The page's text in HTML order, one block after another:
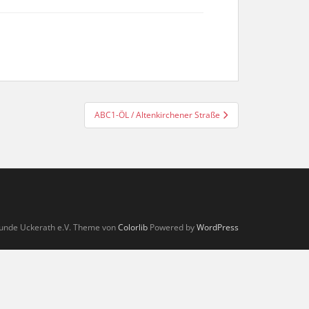
ABC1-ÖL / Altenkirchener Straße
Uckerath e.V. Theme vonColorlib Powered byWordPress